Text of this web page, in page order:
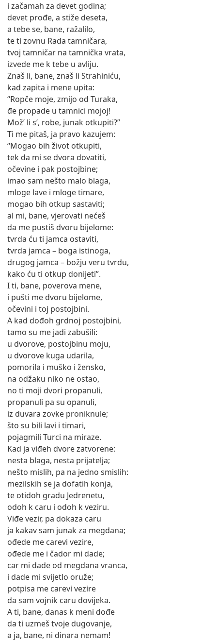
i začamah za devet godina;
devet prođe, a stiže deseta,
a tebe se, bane, ražalilo,
te ti zovnu Rada tamničara,
tvoj tamničar na tamnička vrata,
izvede me k tebe u avliju.
Znaš li, bane, znaš li Strahiniću,
kad zapita i mene upita:
“Ropče moje, zmijo od Turaka,
đe propade u tamnici mojoj!
Mož’ li s’, robe, junak otkupiti?”
Ti me pitaš, ja pravo kazujem:
“Mogao bih život otkupiti,
tek da mi se dvora dovatiti,
očevine i pak postojbine;
imao sam nešto malo blaga,
mloge lave i mloge timare,
mogao bih otkup sastaviti;
al mi, bane, vjerovati nećeš
da me pustiš dvoru bijelome:
tvrda ću ti jamca ostaviti,
tvrda jamca – boga istinoga,
drugog jamca – božju veru tvrdu,
kako ću ti otkup donijeti”.
I ti, bane, poverova mene,
i pušti me dvoru bijelome,
očevini i toj postojbini.
A kad dođoh grdnoj postojbini,
tamo su me jadi zabušili:
u dvorove, postojbinu moju,
u dvorove kuga udarila,
pomorila i muško i žensko,
na odžaku niko ne ostao,
no ti moji dvori propanuli,
propanuli pa su opanuli,
iz duvara zovke proniknule;
što su bili lavi i timari,
pojagmili Turci na miraze.
Kad ja viđeh dvore zatvorene:
nesta blaga, nesta prijatelja;
nešto mislih, pa na jedno smislih:
mezilskih se ja dofatih konja,
te otidoh gradu Jedrenetu,
odoh k caru i odoh k veziru.
Viđe vezir, pa dokaza caru
ja kakav sam junak za megdana;
ođede me carevi vezire,
ođede me i čador mi dade;
car mi dade od megdana vranca,
i dade mi svijetlo oruže;
potpisa me carevi vezire
da sam vojnik caru dovijeka.
A ti, bane, danas k meni dođe
da ti uzmeš tvoje dugovanje,
a ja, bane, ni dinara nemam!